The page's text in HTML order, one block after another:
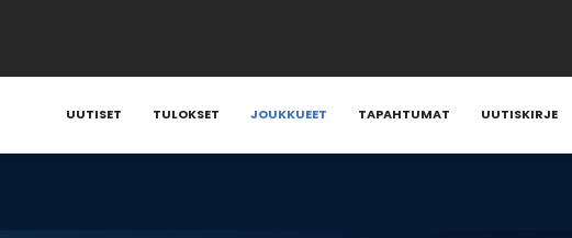
UUTISET TULOKSET JOUKKUEET TAPAHTUMAT UUTISKIRJE